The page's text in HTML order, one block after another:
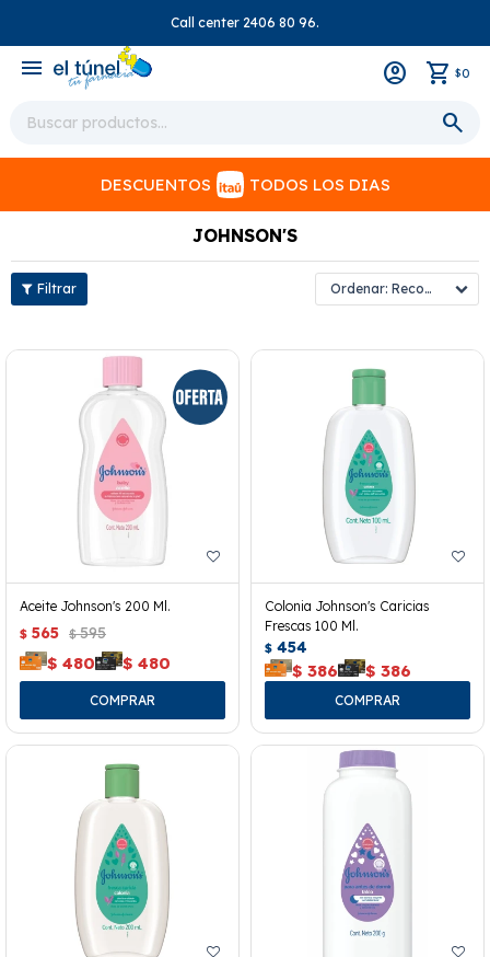
Call center 2406 80 96.
menu $0
DESCUENTOS TODOS LOS DIAS
JOHNSON'S
Recomendados
Aceite Johnson's 200 Ml.
$ 565 $ 595
$ 480 $ 480
Colonia Johnson's Caricias
Frescas 100 Ml.
$ 454
$ 386 $ 386
close